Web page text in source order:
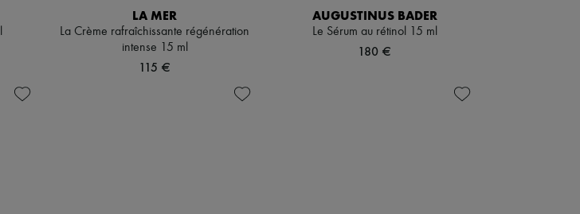
LA MER
La Crème rafraîchissante régénération
intense 15 ml
115 €
AUGUSTINUS BADER
Le Sérum au rétinol 15 ml
180 €